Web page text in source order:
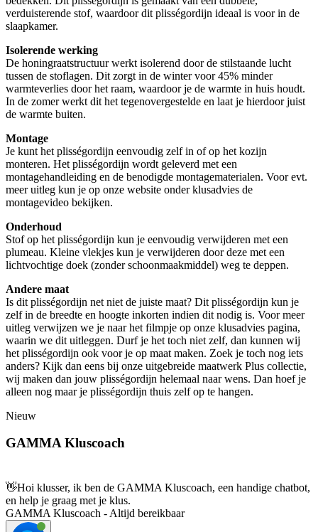
verduisterende stof, waardoor dit plisségordijn ideaal is voor in de
slaapkamer.
Isolerende werking
De honingraatstructuur werkt isolerend door de stilstaande lucht
tussen de stoflagen. Dit zorgt in de winter voor 45% minder
warmteverlies door het raam, waardoor je de warmte in huis houdt.
In de zomer werkt dit het tegenovergestelde en laat je hierdoor juist
de warmte buiten.
Montage
Je kunt het plisségordijn eenvoudig zelf in of op het kozijn
monteren. Het plisségordijn wordt geleverd met een
montagehandleiding en de benodigde montagematerialen. Voor evt.
meer uitleg kun je op onze website onder klusadvies de
montagevideo bekijken.
Onderhoud
Stof op het plisségordijn kun je eenvoudig verwijderen met een
plumeau. Kleine vlekjes kun je verwijderen door deze met een
lichtvochtige doek (zonder schoonmaakmiddel) weg te deppen.
Andere maat
Is dit plisségordijn net niet de juiste maat? Dit plisségordijn kun je
zelf in de breedte en hoogte inkorten indien dit nodig is. Voor meer
uitleg verwijzen we je naar het filmpje op onze klusadvies pagina,
waarin we dit uitleggen. Durf je het toch niet zelf, dan kunnen wij
het plisségordijn ook voor je op maat maken. Zoek je toch nog iets
anders? Kijk dan eens bij onze uitgebreide maatwerk Plus collectie,
wij maken dan jouw plisségordijn helemaal naar wens. Dan hoef je
alleen nog maar je plisségordijn thuis zelf op te hangen.
Nieuw
GAMMA Kluscoach
👋Hoi klusser, ik ben de GAMMA Kluscoach, een handige chatbot,
en help je graag met je klus.
GAMMA Kluscoach - Altijd bereikbaar